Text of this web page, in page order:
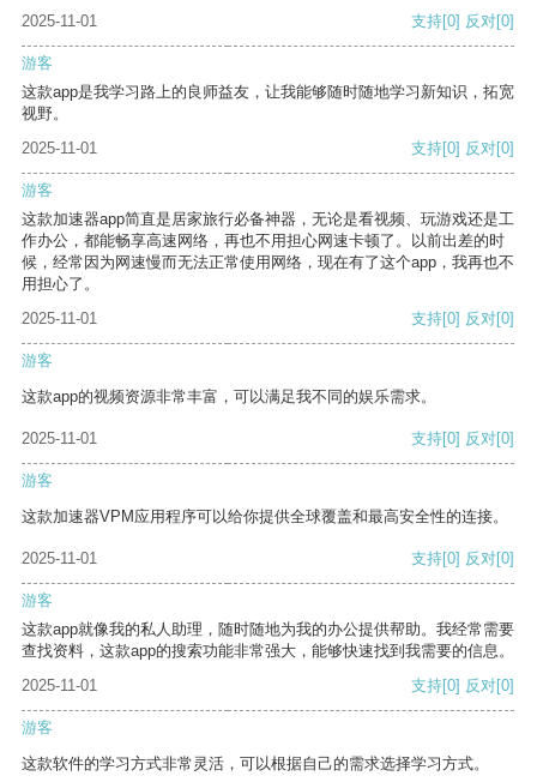
2025-11-01 支持[0] 反对[0]
游客
这款app是我学习路上的良师益友，让我能够随时随地学习新知识，拓宽
视野。
2025-11-01
支持[0] 反对[0]
游客
这款加速器app简直是居家旅行必备神器，无论是看视频、玩游戏还是工
作办公，都能畅享高速网络，再也不用担心网速卡顿了。以前出差的时
候，经常因为网速慢而无法正常使用网络，现在有了这个app，我再也不
用担心了。
2025-11-01
支持[0] 反对[0]
游客
这款app的视频资源非常丰富，可以满足我不同的娱乐需求。
2025-11-01 支持[0] 反对[0]
游客
这款加速器VPM应用程序可以给你提供全球覆盖和最高安全性的连接。
2025-11-01 支持[0] 反对[0]
游客
这款app就像我的私人助理，随时随地为我的办公提供帮助。我经常需要
查找资料，这款app的搜索功能非常强大，能够快速找到我需要的信息。
2025-11-01
支持[0] 反对[0]
游客
这款软件的学习方式非常灵活，可以根据自己的需求选择学习方式。